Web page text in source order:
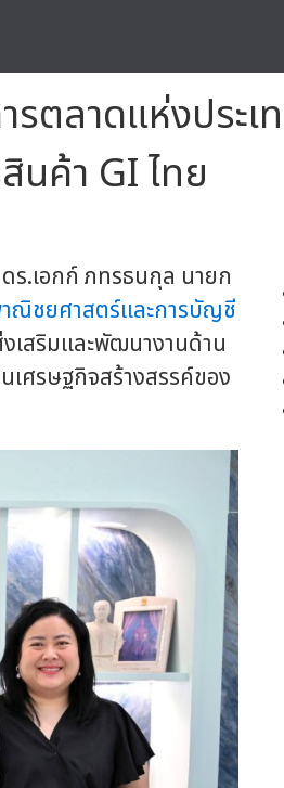
ลาดแห่งประเ
ค้า GI ไทย
.เอกก์ ภทรธนกุล นายก
ณิชยศาสตร์และการบัญชี
เสริมและพัฒนางานด้าน
ศรษฐกิจสร้างสรรค์ของ